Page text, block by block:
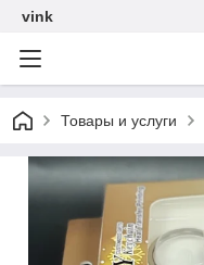
vink
Товары и услуги